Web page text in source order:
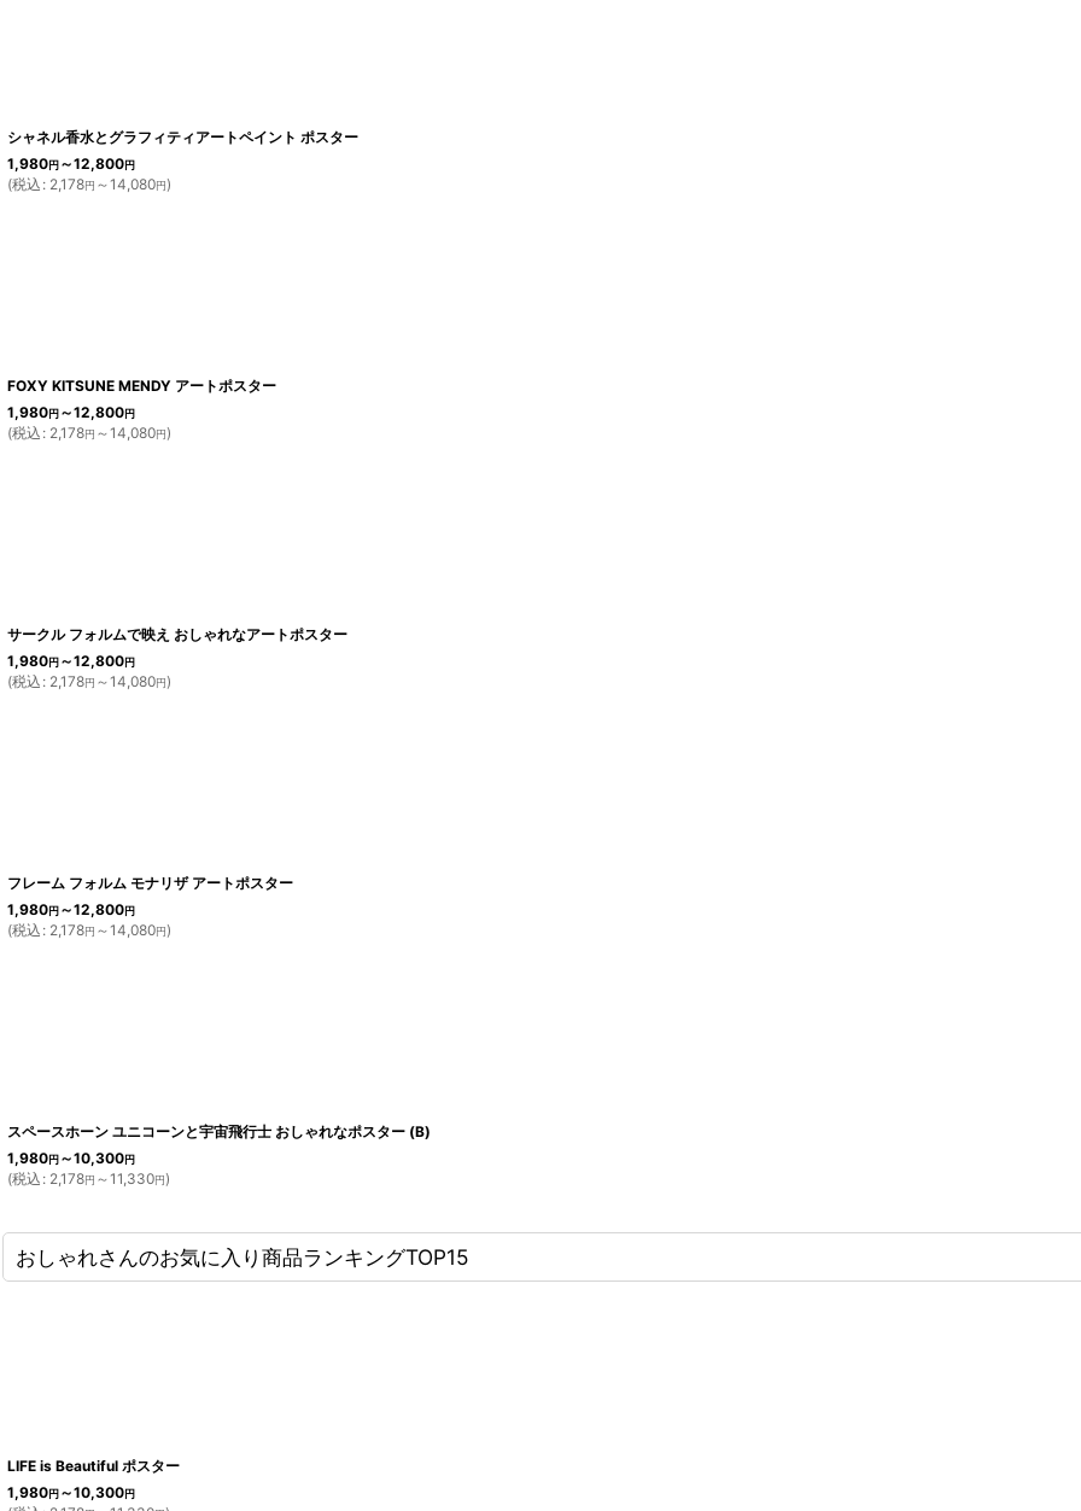
シャネル香水とグラフィティアートペイント ポスター
1,980円～12,800円
(税込 : 2,178円 ～14,080円)
FOXY KITSUNE MENDY アートポスター
1,980円～12,800円
(税込 : 2,178円 ～14,080円)
サークル フォルムで映え おしゃれなアートポスター
1,980円～12,800円
(税込 : 2,178円 ～14,080円)
フレーム フォルム モナリザ アートポスター
1,980円～12,800円
(税込 : 2,178円 ～14,080円)
スペースホーン ユニコーンと宇宙飛行士 おしゃれなポスター (B)
1,980円～10,300円
(税込 : 2,178円 ～11,330円)
おしゃれさんのお気に入り商品ランキングTOP15
LIFE is Beautiful ポスター
1,980円～10,300円